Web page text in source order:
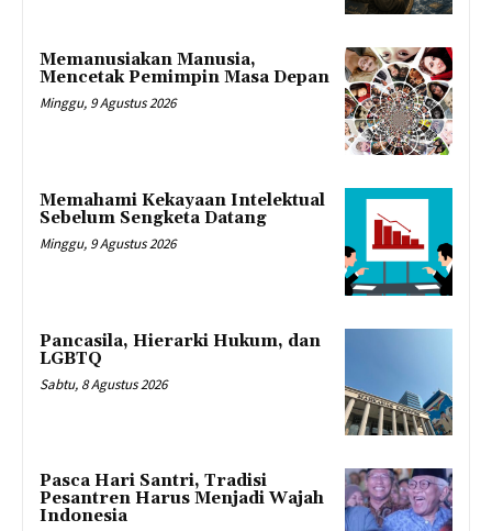
Memanusiakan Manusia,
Mencetak Pemimpin Masa Depan
Minggu, 9 Agustus 2026
Memahami Kekayaan Intelektual
Sebelum Sengketa Datang
Minggu, 9 Agustus 2026
Pancasila, Hierarki Hukum, dan
LGBTQ
Sabtu, 8 Agustus 2026
Pasca Hari Santri, Tradisi
Pesantren Harus Menjadi Wajah
Indonesia